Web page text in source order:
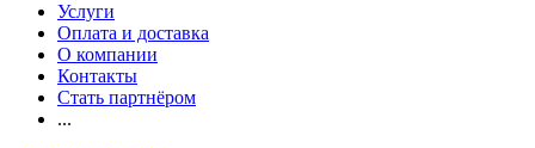
Услуги
Оплата и доставка
О компании
Контакты
Стать партнёром
...